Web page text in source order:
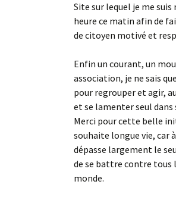
Site sur lequel je me suis
heure ce matin afin de
de citoyen motivé et
Enfin un courant, un
association, je ne sais
pour regrouper et agir,
et se lamenter seul dans
Merci pour cette belle
souhaite longue vie, car
dépasse largement le
de se battre contre tous
monde.